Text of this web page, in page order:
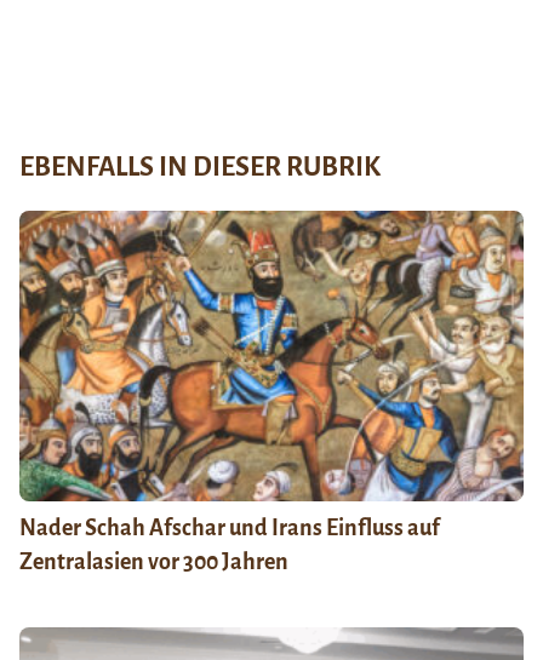
EBENFALLS IN DIESER RUBRIK
Nader Schah Afschar und Irans Einfluss auf
Zentralasien vor 300 Jahren